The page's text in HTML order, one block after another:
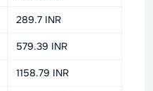
289.7 INR
579.39 INR
1158.79 INR